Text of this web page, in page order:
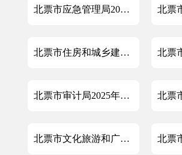
北票市应急管理局2025年度政府信息公开工作年度报告
北票市住房和城乡建设局2025年政府信息公开工作年度报告
北票市审计局2025年政府信息公开工作年度报告
北票市文化旅游和广播电视局2025年政府信息公开工作年度报告